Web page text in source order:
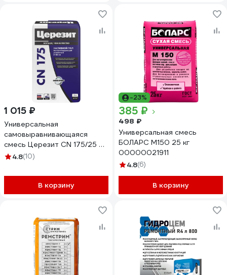
1 015 ₽
Универсальная
самовыравнивающаяся
смесь Церезит CN 175/25 25
кг 1535443
4.8(10)
В корзину
-23%
385 ₽
498 ₽
Универсальная смесь
БОЛАРС М150 25 кг
00000021911
4.8(6)
В корзину